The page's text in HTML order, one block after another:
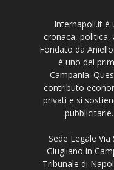
Internapoli.it è
cronaca, politica,
Fondato da
è uno dei
Campania.
contributo
privati e si
Sede Legale
Giugliano in
Tribunale di